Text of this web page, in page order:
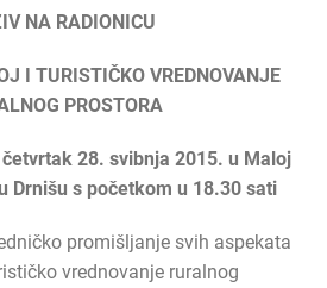
NA RADIONICU
I TURISTIČKO VREDNOVANJE
PROSTORA
28. svibnja 2015. u Maloj
Drnišu s početkom u 18.30 sati
promišljanje svih aspekata
vrednovanje ruralnog